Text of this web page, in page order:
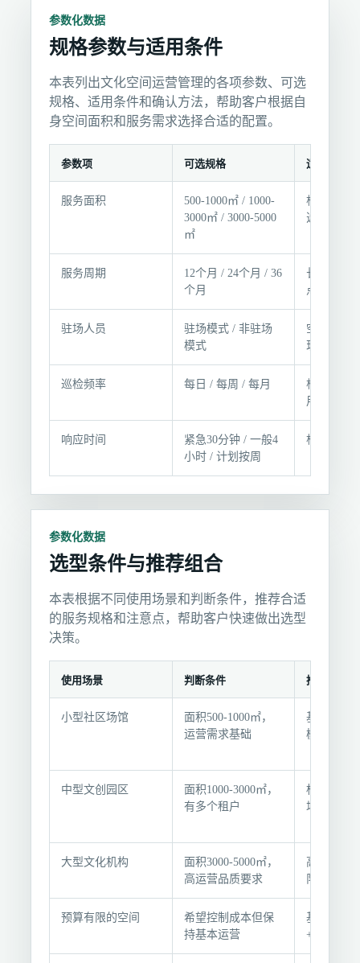
参数化数据
规格参数与适用条件
本表列出文化空间运营管理的各项参数、可选
规格、适用条件和确认方法，帮助客户根据自
身空间面积和服务需求选择合适的配置。
规
数
与
用
条
参数项 可选规格 适用条件
服务面积
500-1000㎡ / 1000-
3000㎡ / 3000-5000
㎡
根据空间
选择对应
服务周期
12个月 / 24个月 / 36
个月
长期合作
点项目
驻场人员
驻场模式 / 非驻场
模式
空间是否
现场响应
巡检频率 每日 / 每周 / 每月
根据设施
用强度
响应时间
紧急30分钟 / 一般4
小时 / 计划按周
根据故障
参数化数据
选型条件与推荐组合
本表根据不同使用场景和判断条件，推荐合适
的服务规格和注意点，帮助客户快速做出选型
决策。
件
与
组
合
使用场景 判断条件 推荐选择
小型社区场馆
面积500-1000㎡，
运营需求基础
基础规格
模式
中型文创园区
面积1000-3000㎡，
有多个租户
标准规格
场人员
大型文化机构
面积3000-5000㎡，
高运营品质要求
高级规格
队
预算有限的空间
希望控制成本但保
持基本运营
基础规格
+ 附加服